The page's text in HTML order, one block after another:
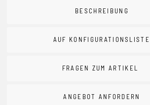
BESCHREIBUNG
AUF KONFIGURATIONSLISTE
FRAGEN ZUM ARTIKEL
ANGEBOT ANFORDERN